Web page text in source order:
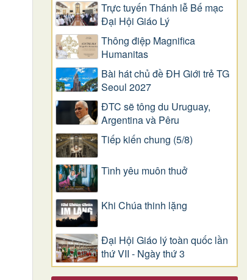
Trực tuyến Thánh lễ Bế mạc
Đại Hội Giáo Lý
Thông điệp Magnifica
Humanitas
Bài hát chủ đề ĐH Giới trẻ TG
Seoul 2027
ĐTC sẽ tông du Uruguay,
Argentina và Pêru
Tiếp kiến chung (5/8)
Tình yêu muôn thuở
Khi Chúa thinh lặng
Đại Hội Giáo lý toàn quốc lần
thứ VII - Ngày thứ 3